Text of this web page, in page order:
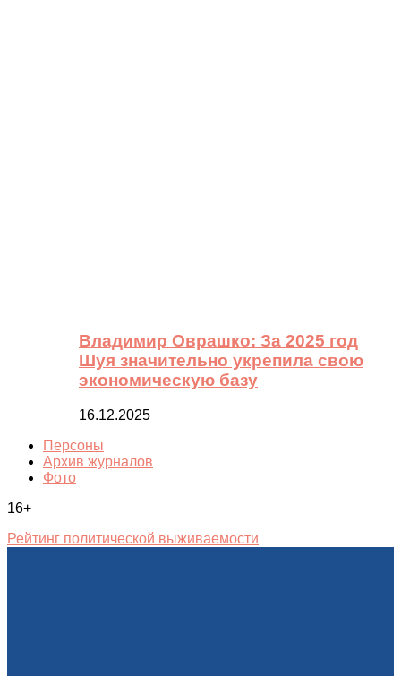
Владимир Оврашко: За 2025 год
Шуя значительно укрепила свою
экономическую базу
16.12.2025
Персоны
Архив журналов
Фото
16+
Рейтинг политической выживаемости